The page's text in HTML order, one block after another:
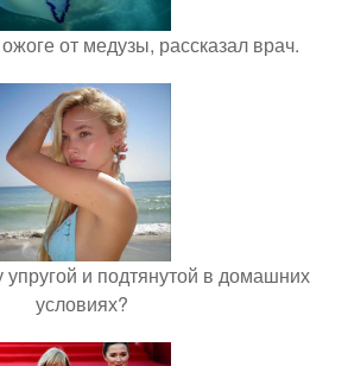
от медузы, рассказал врач.
упругой и подтянутой в домашних
условиях?